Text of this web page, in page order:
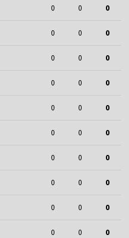
0 0 0
0 0 0
0 0 0
0 0 0
0 0 0
0 0 0
0 0 0
0 0 0
0 0 0
0 0 0